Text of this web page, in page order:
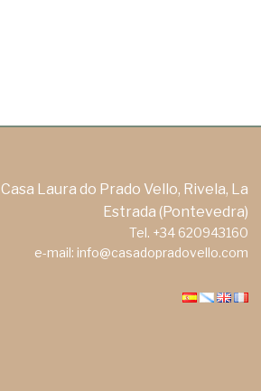
Casa Laura do Prado Vello, Rivela, La
Estrada (Pontevedra)
Tel. +34 620943160
e-mail: info@casadopradovello.com